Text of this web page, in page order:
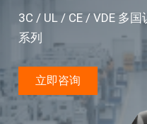
3C / UL / CE / VDE 多
系列
立即咨询